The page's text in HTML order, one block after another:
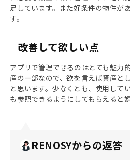
足しています。また好条件の物件が
す。
改善して欲しい点
アプリで管理できるのはとても魅力
産の一部なので、欲を言えば資産と
と思います。少なくとも、使用して
も参照できるようにしてもらえると嬉
RENOSYからの返答